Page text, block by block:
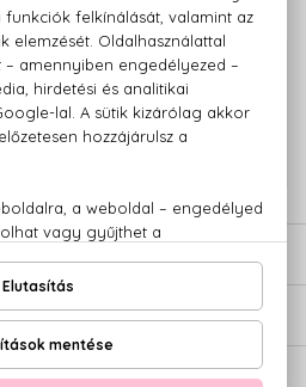
napos visszaküldési garanciával
Hívd ügyfélszolgálatunkat: +36 20